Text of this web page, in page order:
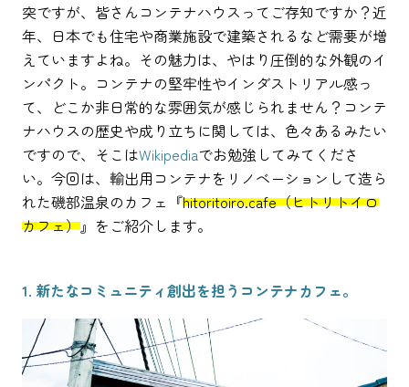
突ですが、皆さんコンテナハウスってご存知ですか？近
年、日本でも住宅や商業施設で建築されるなど需要が増
えていますよね。その魅力は、やはり圧倒的な外観のイ
ンパクト。コンテナの堅牢性やインダストリアル感っ
て、どこか非日常的な雰囲気が感じられません？コンテ
ナハウスの歴史や成り立ちに関しては、色々あるみたい
ですので、そこはWikipediaでお勉強してみてくださ
い。今回は、輸出用コンテナをリノベーションして造ら
れた磯部温泉のカフェ『hitoritoiro.cafe（ヒトリトイロ
カフェ）』をご紹介します。
1. 新たなコミュニティ創出を担うコンテナカフェ。